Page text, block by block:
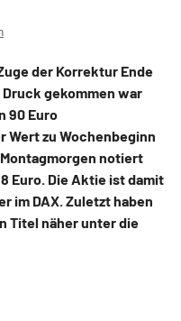
der Korrektur Ende
gekommen war
90 Euro
zu Wochenbeginn
notiert
Euro. Die Aktie ist damit
im DAX. Zuletzt haben
Titel näher unter die